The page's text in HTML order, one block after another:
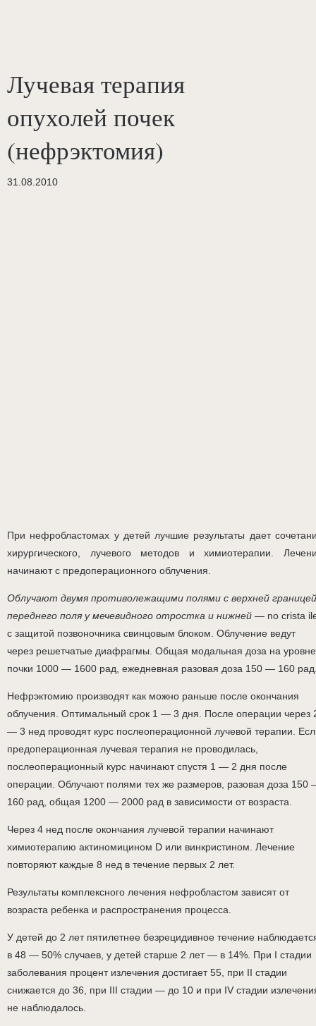
Лучевая терапия
опухолей почек
(нефрэктомия)
31.08.2010
При нефробластомах у детей лучшие результаты дает
хирургического, лучевого методов и химиотерапии.
начинают с предоперационного облучения.
Облучают двумя противолежащими полями с верхней границей
переднего поля у мечевидного отростка и нижней — nо crista
с защитой позвоночника свинцовым блоком. Облучение ведут
через решетчатые диафрагмы. Общая модальная доза на уровне
почки 1000 — 1600 рад, ежедневная разовая доза 150 — 160
Нефрэктомию производят как можно раньше после окончания
облучения. Оптимальный срок 1 — 3 дня. После операции через
— 3 нед проводят курс послеоперационной лучевой терапии.
предоперационная лучевая терапия не проводилась,
послеоперационный курс начинают спустя 1 — 2 дня после
операции. Облучают полями тех же размеров, разовая доза 150
160 рад, общая 1200 — 2000 рад в зависимости от возраста.
Через 4 нед после окончания лучевой терапии начинают
химиотерапию актиномицином D или винкристином. Лечение
повторяют каждые 8 нед в течение первых 2 лет.
Результаты комплексного лечения нефробластом зависят от
возраста ребенка и распространения процесса.
У детей до 2 лет пятилетнее безрецидивное течение
в 48 — 50% случаев, у детей старше 2 лет — в 14%. При I стадии
заболевания процент излечения достигает 55, при II стадии
снижается до 36, при III стадии — до 10 и при IV стадии
не наблюдалось.